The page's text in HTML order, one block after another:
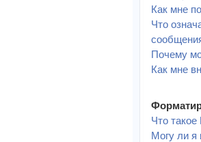
Как мне
Что
Почему
Как мне
Что такое
Могу ли я